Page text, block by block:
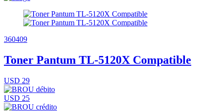
360409
Toner Pantum TL-5120X Compatible
USD 29
USD 25